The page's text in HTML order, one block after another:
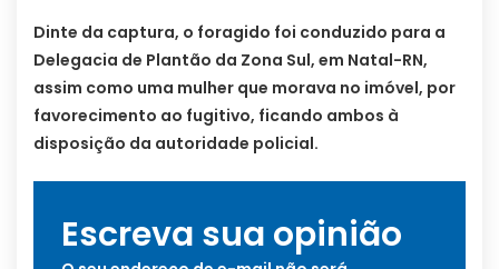
Dinte da captura, o foragido foi conduzido para a
Delegacia de Plantão da Zona Sul, em Natal-RN,
assim como uma mulher que morava no imóvel, por
favorecimento ao fugitivo, ficando ambos à
disposição da autoridade policial.
Escreva sua opinião